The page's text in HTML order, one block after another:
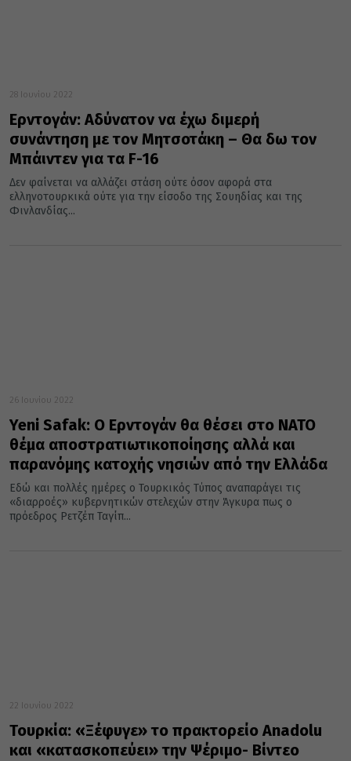
28 Ιουνίου 2022
Ερντογάν: Αδύνατον να έχω διμερή
συνάντηση με τον Μητσοτάκη – Θα δω τον
Μπάιντεν για τα F-16
Δεν φαίνεται να αλλάζει στάση ούτε όσον αφορά στα
ελληνοτουρκικά ούτε για την είσοδο της Σουηδίας και της
Φινλανδίας...
26 Ιουνίου 2022
Yeni Safak: Ο Ερντογάν θα θέσει στο ΝΑΤΟ
θέμα αποστρατιωτικοποίησης αλλά και
παρανόμης κατοχής νησιών από την Ελλάδα
Εδώ και πολλές ημέρες ο Τουρκικός Τύπος αναπαράγει τις
«διαρροές» κυβερνητικών στελεχών στην Άγκυρα πως ο
πρόεδρος Ρετζέπ Ταγίπ...
22 Ιουνίου 2022
Τουρκία: «Ξέφυγε» το πρακτορείο Anadolu
και «κατασκοπεύει» την Ψέριμο- Βίντεο